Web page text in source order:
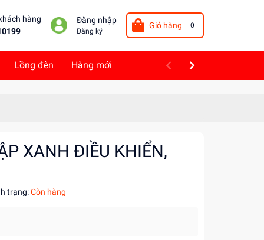
hàng
Đăng nhập
Đăng ký
Giỏ hàng 0
Lồng đèn Hàng mới
XANH ĐIỀU KHIỂN,
trạng:Còn hàng